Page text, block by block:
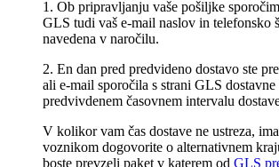
1. Ob pripravljanju vaše pošiljke
GLS tudi vaš e-mail naslov in telefonsko
navedena v naročilu.
2. En dan pred predvideno dostavo ste
ali e-mail sporočila s strani GLS
predvivdenem časovnem intervalu
V kolikor vam čas dostave ne ustreza,
voznikom dogovorite o alternativnem
boste prevzeli paket v katerem od GLS